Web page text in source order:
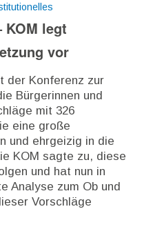
KOM legt
vor
der Konferenz zur
Bürgerinnen und
mit 326
eine große
und ehrgeizig in die
KOM sagte zu, diese
und hat nun in
Analyse zum Ob und
Vorschläge